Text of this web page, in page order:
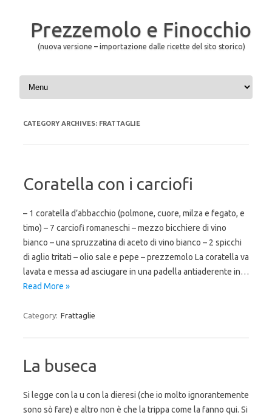
Prezzemolo e Finocchio
(nuova versione – importazione dalle ricette del sito storico)
Skip to content
CATEGORY ARCHIVES: FRATTAGLIE
Coratella con i carciofi
– 1 coratella d’abbacchio (polmone, cuore, milza e fegato, e
timo) – 7 carciofi romaneschi – mezzo bicchiere di vino
bianco – una spruzzatina di aceto di vino bianco – 2 spicchi
di aglio tritati – olio sale e pepe – prezzemolo La coratella va
lavata e messa ad asciugare in una padella antiaderente in…
Read More »
Category: Frattaglie
La buseca
Si legge con la u con la dieresi (che io molto ignorantemente
sono sò fare) e altro non è che la trippa come la fanno qui. Si